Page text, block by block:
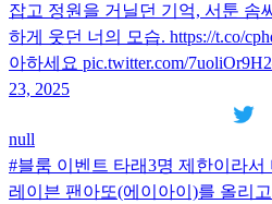
잡고 정원을 거닐던 기억, 서툰 솜
하게 웃던 너의 모습. https://t.co/
아하세요 pic.twitter.com/
23, 2025
null
#블룸 이벤트 타래3명 제한이라서
레이븐 팬아또(에이아이)를 올리